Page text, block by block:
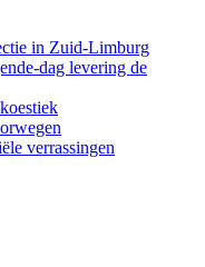
in Zuid-Limburg
dag levering de
verrassingen